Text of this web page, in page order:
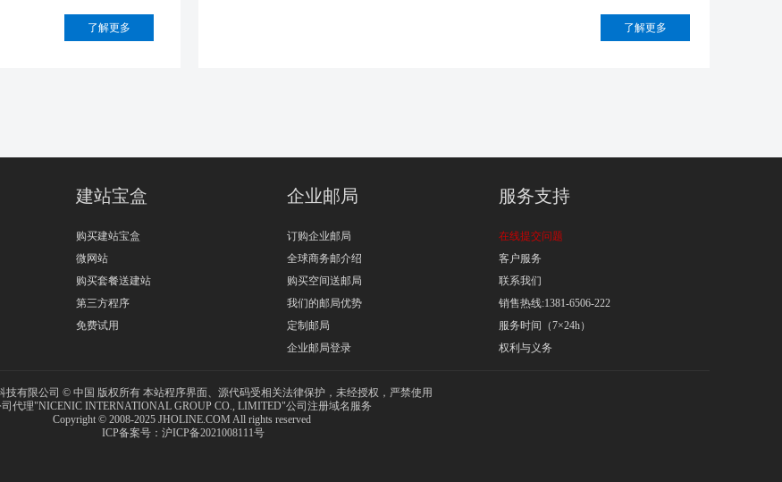
了解更多 了解更多
建站宝盒
购买建站宝盒
微网站
购买套餐送建站
第三方程序
免费试用
企业邮局
订购企业邮局
全球商务邮介绍
购买空间送邮局
我们的邮局优势
定制邮局
企业邮局登录
服务支持
在线提交问题
客户服务
联系我们
销售热线:1381-6506-222
服务时间（7×24h）
权利与义务
技有限公司 © 中国 版权所有 本站程序界面、源代码受相关法律保护，未经授权，严禁使用
代理"NICENIC INTERNATIONAL GROUP CO., LIMITED"公司注册域名服务
Copyright © 2008-2025 JHOLINE.COM All rights reserved
ICP备案号：沪ICP备2021008111号